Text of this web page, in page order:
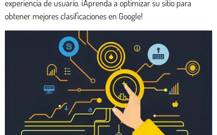
experiencia de usuario. ¡Aprenda a optimizar su sitio para
obtener mejores clasificaciones en Google!